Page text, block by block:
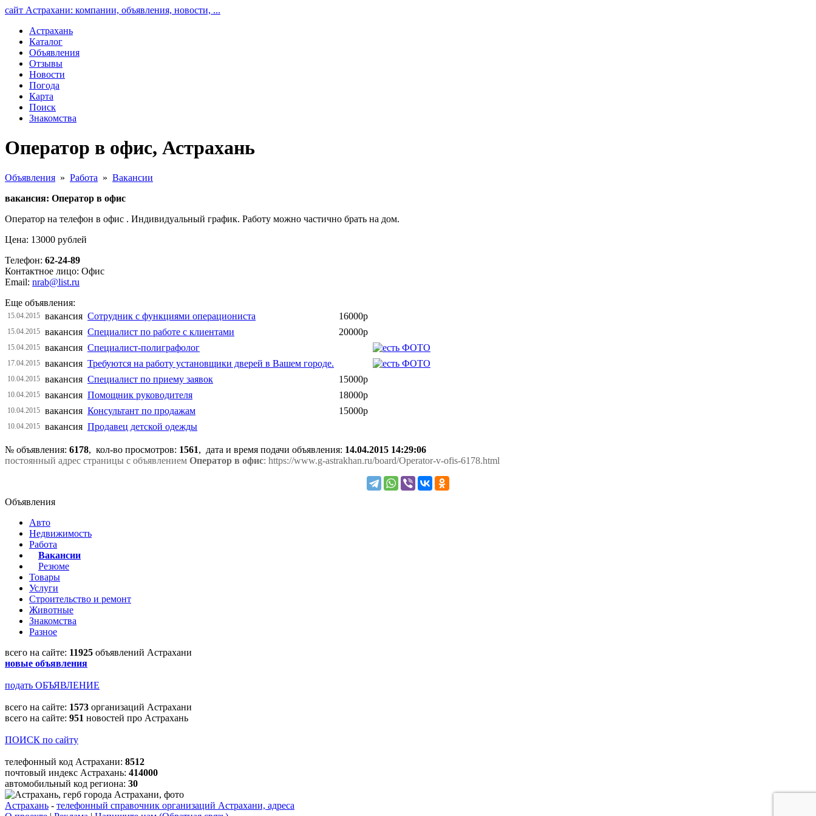
сайт Астрахани: компании, объявления, новости, ...
Астрахань
Каталог
Объявления
Отзывы
Новости
Погода
Карта
Поиск
Знакомства
Оператор в офис, Астрахань
Объявления » Работа » Вакансии
вакансия: Оператор в офис
Оператор на телефон в офис . Индивидуальный график. Работу можно частично брать на дом.
Цена: 13000 рублей
Телефон: 62-24-89
Контактное лицо: Офис
Email: nrab@list.ru
Еще объявления:
15.04.2015 вакансия Сотрудник с функциями операциониста 16000р
15.04.2015 вакансия Специалист по работе с клиентами 20000р
15.04.2015 вакансия Специалист-полиграфолог
17.04.2015 вакансия Требуются на работу установщики дверей в Вашем городе.
10.04.2015 вакансия Специалист по приему заявок 15000р
10.04.2015 вакансия Помощник руководителя 18000р
10.04.2015 вакансия Консультант по продажам 15000р
10.04.2015 вакансия Продавец детской одежды
№ объявления: 6178, кол-во просмотров: 1561, дата и время подачи объявления: 14.04.2015 14:29:06
постоянный адрес страницы с объявлением Оператор в офис: https://www.g-astrakhan.ru/board/Operator-v-ofis-6178.html
Объявления
Авто
Недвижимость
Работа
Вакансии
Резюме
Товары
Услуги
Строительство и ремонт
Животные
Знакомства
Разное
всего на сайте: 11925 объявлений Астрахани
новые объявления
подать ОБЪЯВЛЕНИЕ
всего на сайте: 1573 организаций Астрахани
всего на сайте: 951 новостей про Астрахань
ПОИСК по сайту
телефонный код Астрахани: 8512
почтовый индекс Астрахань: 414000
автомобильный код региона: 30
Астрахань - телефонный справочник организаций Астрахани, адреса